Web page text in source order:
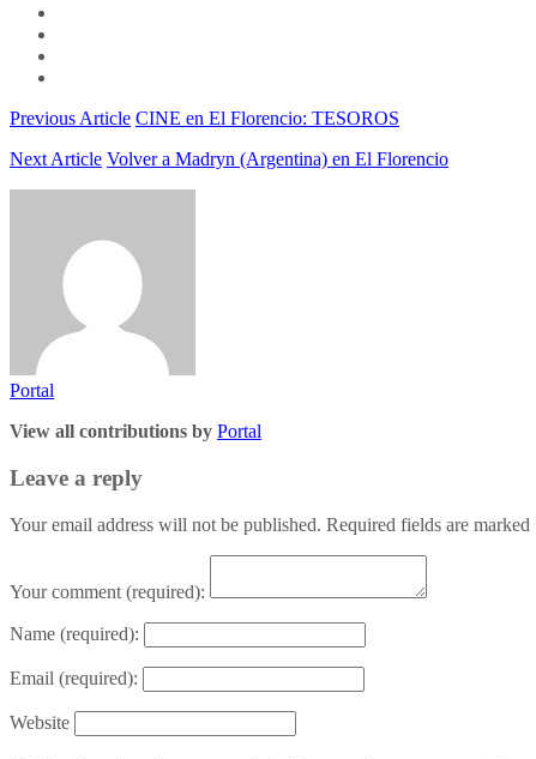
Previous Article CINE en El Florencio: TESOROS
Next Article Volver a Madryn (Argentina) en El Florencio
Portal
View all contributions by Portal
Leave a reply
Your email address will not be published. Required fields are marked
Your comment (required):
Name (required):
Email (required):
Website